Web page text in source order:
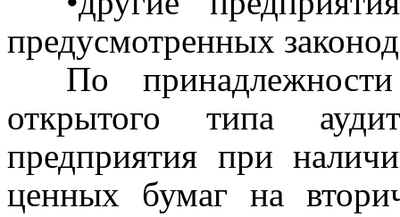
предусмотренных
По
открытого типа
предприятия при
ценных бумаг на